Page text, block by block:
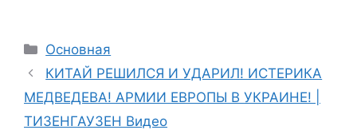
Рубрики
Основная
КИТАЙ РЕШИЛСЯ И УДАРИЛ! ИСТЕРИКА
МЕДВЕДЕВА! АРМИИ ЕВРОПЫ В УКРАИНЕ! |
ТИЗЕНГАУЗЕН Видео